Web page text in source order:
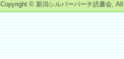
Copyright © 新潟シルバーバーチ読書会,